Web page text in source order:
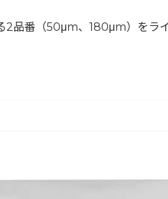
2品番（50μm、180μm）を